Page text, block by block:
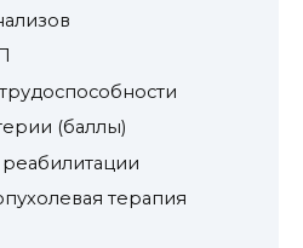
(баллы)
терапия